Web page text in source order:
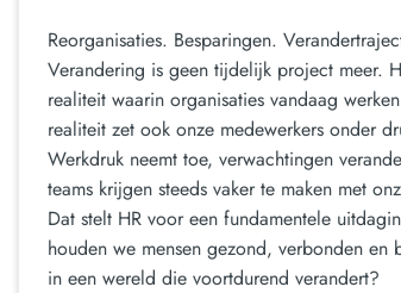
Reorganisaties. Besparingen.
Verandering is geen tijdelijk project meer.
realiteit waarin organisaties vandaag
realiteit zet ook onze medewerkers onder
Werkdruk neemt toe, verwachtingen
teams krijgen steeds vaker te maken met
Dat stelt HR voor een fundamentele
houden we mensen gezond, verbonden en
in een wereld die voortdurend verandert?